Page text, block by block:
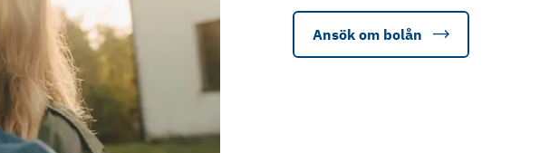
Ansök om bolån